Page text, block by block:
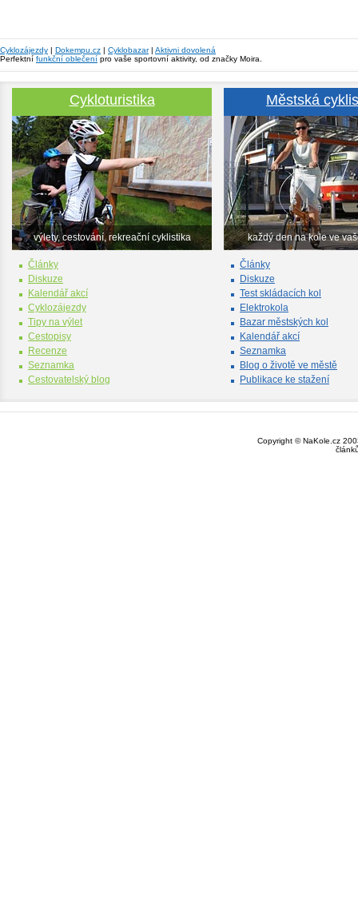
Cyklozájezdy | Dokempu.cz | Cyklobazar| Aktivni dovolená
Perfektní funkční oblečení pro vaše sportovní aktivity, od značky Moira.
Cykloturistika
výlety, cestování, rekreační cyklistika
Články
Diskuze
Kalendář akcí
Cyklozájezdy
Tipy na výlet
Cestopisy
Recenze
Seznamka
Cestovatelský blog
Městská
každý den na kole ve
Články
Diskuze
Test skládacích kol
Elektrokola
Bazar městských kol
Kalendář akcí
Seznamka
Blog o životě ve městě
Publikace ke stažení
Copyright © NaKole.cz